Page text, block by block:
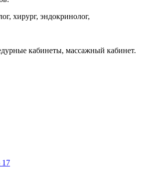
хирург, эндокринолог,
кабинеты, массажный кабинет.